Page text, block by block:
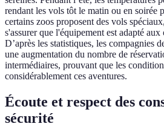
rendant les vols tôt le matin ou en soirée
certains zoos proposent des vols
s'assurer que l'équipement est adapté
D’après les statistiques, les compagnies
une augmentation du nombre de
intermédiaires, prouvant que les
considérablement ces aventures.
Écoute et respect des
sécurité